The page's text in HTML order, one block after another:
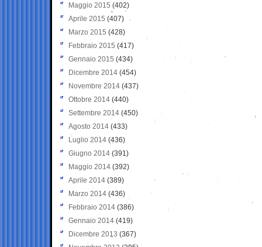
Maggio 2015 (402)
Aprile 2015 (407)
Marzo 2015 (428)
Febbraio 2015 (417)
Gennaio 2015 (434)
Dicembre 2014 (454)
Novembre 2014 (437)
Ottobre 2014 (440)
Settembre 2014 (450)
Agosto 2014 (433)
Luglio 2014 (436)
Giugno 2014 (391)
Maggio 2014 (392)
Aprile 2014 (389)
Marzo 2014 (436)
Febbraio 2014 (386)
Gennaio 2014 (419)
Dicembre 2013 (367)